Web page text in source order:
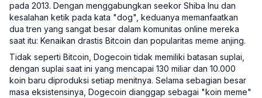
pada 2013. Dengan menggabungkan seekor Shiba Inu dan
kesalahan ketik pada kata "dog", keduanya memanfaatkan
dua tren yang sangat besar dalam komunitas online mereka
saat itu: Kenaikan drastis Bitcoin dan popularitas meme anjing.
Tidak seperti Bitcoin, Dogecoin tidak memiliki batasan suplai,
dengan suplai saat ini yang mencapai 130 miliar dan 10.000
koin baru diproduksi setiap menitnya. Selama sebagian besar
masa eksistensinya, Dogecoin dianggap sebagai "koin meme"